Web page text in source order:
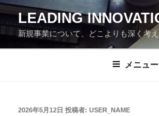
コ
ン
テ
ン
LEADING
新規事業について、どこよりも深く考
メニュー
投
2026年5月12日 投稿者: USER_NAME